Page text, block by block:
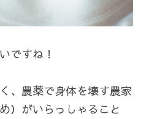
ですね！
、農薬で身体を壊す農家
）がいらっしゃること